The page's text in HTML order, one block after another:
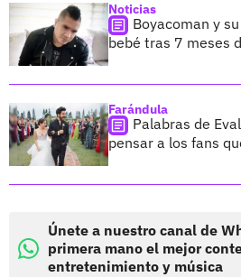
Noticias
Boyacoman y
bebé tras 7 meses
Farándula
Palabras de
pensar a los fans
Únete a nuestro canal de
primera mano el mejor
entretenimiento y música